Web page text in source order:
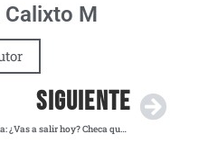
Calixto M
SIGUIENTE
Clima: ¿Vas a salir hoy? Checa qué entidades tendrán tormentas fuertes este lunes 4 de agosto